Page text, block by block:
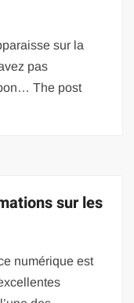
sur la
pas
The post
sur les
numérique est